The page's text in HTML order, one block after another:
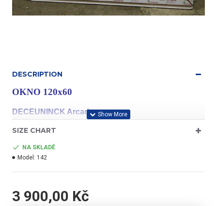
DESCRIPTION
OKNO 120x60
DECEUNINCK Arcade
SIZE CHART
NA SKLADĚ
Model: 142
3 900,00 Kč